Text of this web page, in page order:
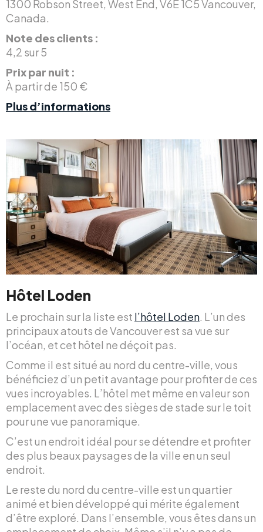
1300 Robson Street, West End, V6E 1C5 Vancouver,
Canada.
Note des clients :
4,2 sur 5
Prix par nuit :
À partir de 150 €
Plus d’informations
Hôtel Loden
Le prochain sur la liste est l’hôtel Loden. L’un des
principaux atouts de Vancouver est sa vue sur
l’océan, et cet hôtel ne déçoit pas.
Comme il est situé au nord du centre-ville, vous
bénéficiez d’un petit avantage pour profiter de ces
vues incroyables. L’hôtel met même en valeur son
emplacement avec des sièges de stade sur le toit
pour une vue panoramique.
C’est un endroit idéal pour se détendre et profiter
des plus beaux paysages de la ville en un seul
endroit.
Le reste du nord du centre-ville est un quartier
animé et bien développé qui mérite également
d’être exploré. Dans l’ensemble, vous êtes dans un